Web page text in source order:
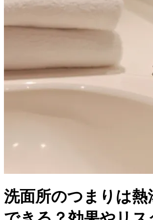
洗面所のつまりは熱